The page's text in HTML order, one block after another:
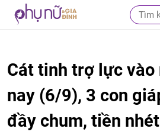
Cát tinh trợ lực vào
nay (6/9), 3 con
đầy chum, tiền